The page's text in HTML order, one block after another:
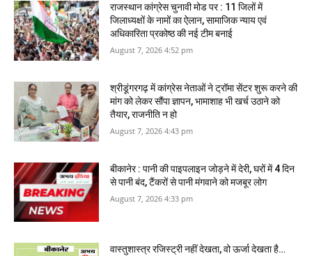
राजस्‍थान कांग्रेस चुनावी मोड पर : 11 जिलों में
जिलाध्‍यक्षों के नामों का ऐलान, सामाजिक न्‍याय एवं
अधिकारिता प्रकोष्‍ठ की नई टीम बनाई
August 7, 2026 4:52 pm
श्रीडूंगरगढ़ में कांग्रेस नेताओं ने ट्रॉमा सेंटर शुरू करने की
मांग को लेकर सौंपा ज्ञापन, भामाशाह भी खर्च उठाने को
तैयार, राजनीति न हो
August 7, 2026 4:43 pm
बीकानेर : पानी की पाइपलाइन जोड़ने में देरी, घरों में 4 दिन
से पानी बंद, टैंकरों से पानी मंगवाने को मजबूर लोग
August 7, 2026 4:33 pm
वास्‍तुशास्‍त्र रजिस्‍ट्री नहीं देखता, वो ऊर्जा देखता है…